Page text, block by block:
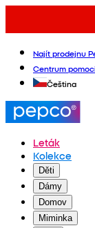
Najít prodejnu
Centrum pomoci
Čeština
Leták
Kolekce
Děti
Dámy
Domov
Miminka